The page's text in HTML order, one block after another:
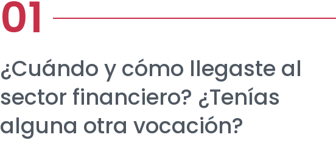
¿Cuándo y cómo llegaste al
sector financiero? ¿Tenías
alguna otra vocación?